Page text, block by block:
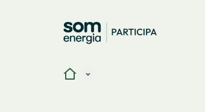
Inici Menú principal